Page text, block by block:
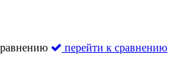
перейти к сравнению